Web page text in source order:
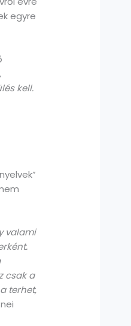
egyre
kell.
valami
csak a
terhet,